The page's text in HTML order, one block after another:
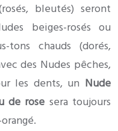
bleutés) seront
beiges-rosés ou
tons chauds (dorés,
des Nudes pêches,
les dents, un Nude
de rose sera toujours